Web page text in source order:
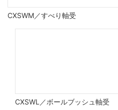
CXSWM／すべり軸受
CXSWL／ボールブッシュ軸受